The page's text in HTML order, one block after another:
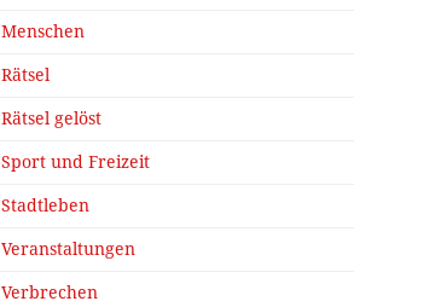
Menschen
Rätsel
Rätsel gelöst
Sport und Freizeit
Stadtleben
Veranstaltungen
Verbrechen